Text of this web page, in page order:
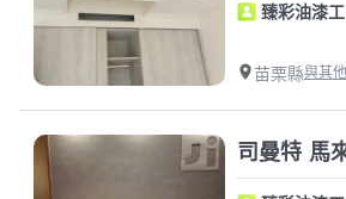
臻彩油漆
苗栗縣與其
司曼特 馬